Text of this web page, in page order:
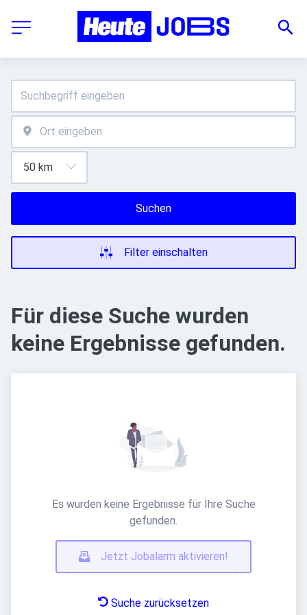
Suchen
Filter einschalten
Für diese Suche wurden
keine Ergebnisse gefunden.
Es wurden keine Ergebnisse für Ihre Suche
gefunden.
Jetzt Jobalarm aktivieren!
Suche zurücksetzen